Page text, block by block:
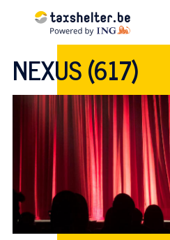
Aller au contenu principal
NEXUS (617)